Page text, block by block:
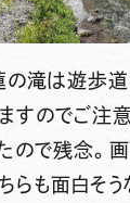
の滝は遊歩
すのでご注
ので残念。
らも面白そ